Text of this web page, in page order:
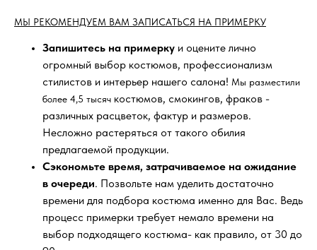
МЫ РЕКОМЕНДУЕМ ВАМ ЗАПИСАТЬСЯ НА ПРИМЕРКУ
Запишитесь на примерку и оцените лично
огромный выбор костюмов, профессионализм
стилистов и интерьер нашего салона! Мы разместили
более 4,5 тысяч костюмов, смокингов, фраков -
различных расцветок, фактур и размеров.
Несложно растеряться от такого обилия
предлагаемой продукции.
Сэкономьте время, затрачиваемое на ожидание
в очереди. Позвольте нам уделить достаточно
времени для подбора костюма именно для Вас. Ведь
процесс примерки требует немало времени на
выбор подходящего костюма- как правило, от 30 до